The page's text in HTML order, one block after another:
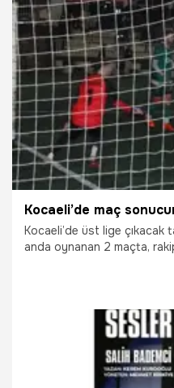
Kocaeli’de üst lige çıkacak
anda oynanan 2 maçta,
savunma talebini kabul
delilleriyle birlikte deneyimli
Futbol